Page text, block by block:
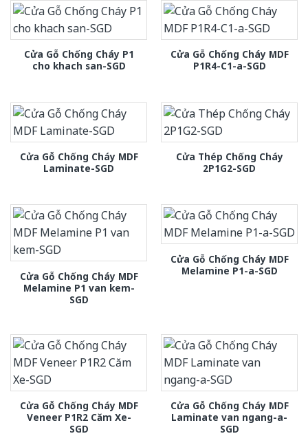
Cửa Gỗ Chống Cháy P1
cho khach san-SGD
Cửa Gỗ Chống Cháy MDF
P1R4-C1-a-SGD
Cửa Gỗ Chống Cháy MDF
Laminate-SGD
Cửa Thép Chống Cháy
2P1G2-SGD
Cửa Gỗ Chống Cháy MDF
Melamine P1 van kem-
SGD
Cửa Gỗ Chống Cháy MDF
Melamine P1-a-SGD
Cửa Gỗ Chống Cháy MDF
Veneer P1R2 Căm Xe-
SGD
Cửa Gỗ Chống Cháy MDF
Laminate van ngang-a-
SGD